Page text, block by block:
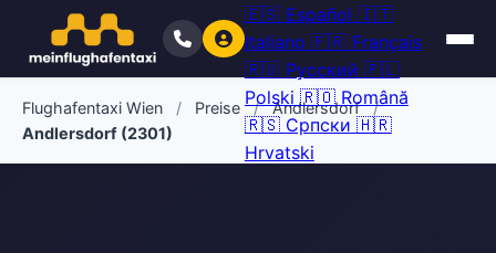
🇪🇸 Español 🇮🇹
Italiano 🇫🇷 Français
🇷🇺 Русский 🇵🇱
Polski 🇷🇴 Română
🇷🇸 Српски 🇭🇷
Hrvatski
Flughafentaxi Wien / Preise / Andlersdorf
/
Andlersdorf (2301)